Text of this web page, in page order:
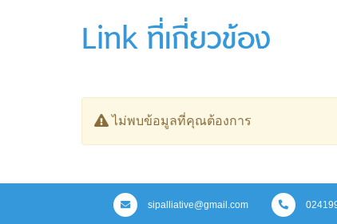
Link ที่เกี่ยวข้อง
ไม่พบข้อมูลที่คุณต้องการ
sipalliative@gmail.com